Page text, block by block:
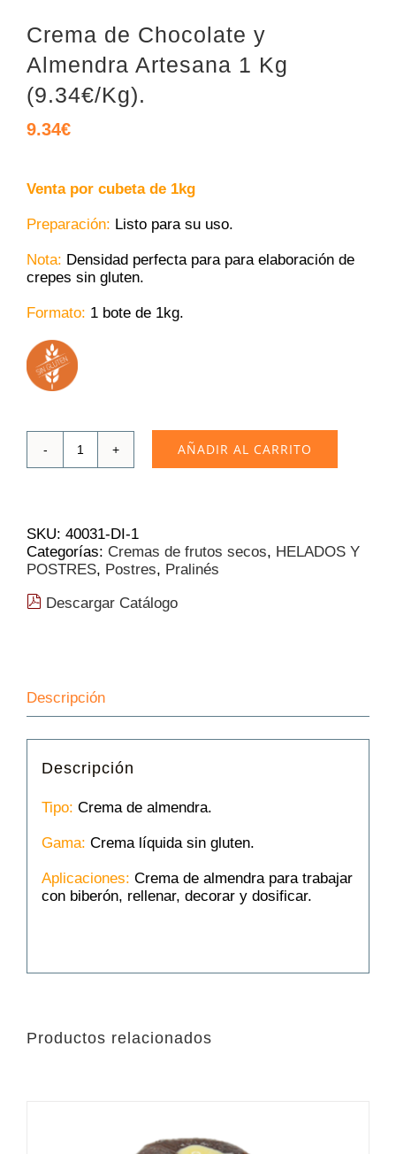
Crema de Chocolate y
Almendra Artesana 1 Kg
(9.34€/Kg).
9.34€
Venta por cubeta de 1kg
Preparación: Listo para su uso.
Nota: Densidad perfecta para para elaboración de
crepes sin gluten.
Formato: 1 bote de 1kg.
Crema
Almendra
Artesana
1
(9.34€/Kg).
cantidad
AÑADIR AL CARRITO
SKU: 40031-DI-1
Categorías: Cremas de frutos secos, HELADOS Y
POSTRES, Postres, Pralinés
Descargar Catálogo
Descripción
Descripción
Tipo: Crema de almendra.
Gama: Crema líquida sin gluten.
Aplicaciones: Crema de almendra para trabajar
con biberón, rellenar, decorar y dosificar.
Productos relacionados